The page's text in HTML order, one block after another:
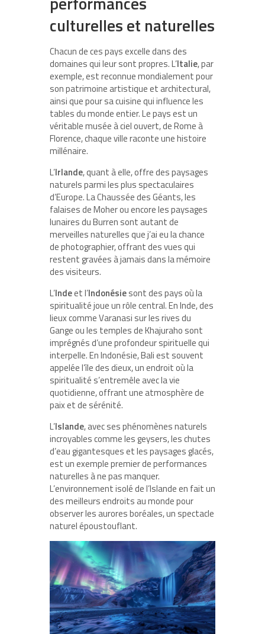
culturelles et naturelles
Chacun de ces pays excelle dans des
domaines qui leur sont propres. L’Italie, par
exemple, est reconnue mondialement pour
son patrimoine artistique et architectural,
ainsi que pour sa cuisine qui influence les
tables du monde entier. Le pays est un
véritable musée à ciel ouvert, de Rome à
Florence, chaque ville raconte une histoire
millénaire.
L’Irlande, quant à elle, offre des paysages
naturels parmi les plus spectaculaires
d’Europe. La Chaussée des Géants, les
falaises de Moher ou encore les paysages
lunaires du Burren sont autant de
merveilles naturelles que j’ai eu la chance
de photographier, offrant des vues qui
restent gravées à jamais dans la mémoire
des visiteurs.
L’Indeet l’Indonésiesont des pays où la
spiritualité joue un rôle central. En Inde, des
lieux comme Varanasi sur les rives du
Gange ou les temples de Khajuraho sont
imprégnés d’une profondeur spirituelle qui
interpelle. En Indonésie, Bali est souvent
appelée l’île des dieux, un endroit où la
spiritualité s’entremêle avec la vie
quotidienne, offrant une atmosphère de
paix et de sérénité.
L’Islande, avec ses phénomènes naturels
incroyables comme les geysers, les chutes
d’eau gigantesques et les paysages glacés,
est un exemple premier de performances
naturelles à ne pas manquer.
L’environnement isolé de l’Islande en fait un
des meilleurs endroits au monde pour
observer les aurores boréales, un spectacle
naturel époustouflant.